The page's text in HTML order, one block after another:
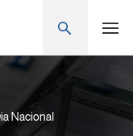
Nacional